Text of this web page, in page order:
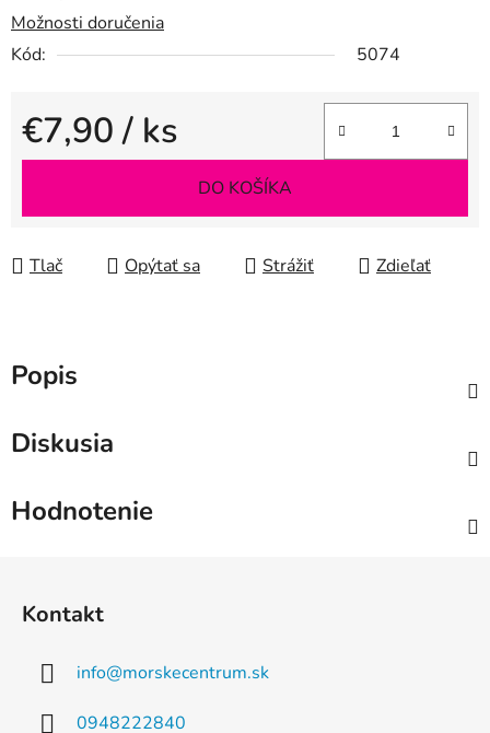
Možnosti doručenia
Kód:
5074
€7,90/ ks
Jednotková cena:
DO KOŠÍKA
Tlač Opýtať sa Strážiť Zdieľať
Popis
Diskusia
Hodnotenie
Kontakt
info@morskecentrum.sk
0948222840